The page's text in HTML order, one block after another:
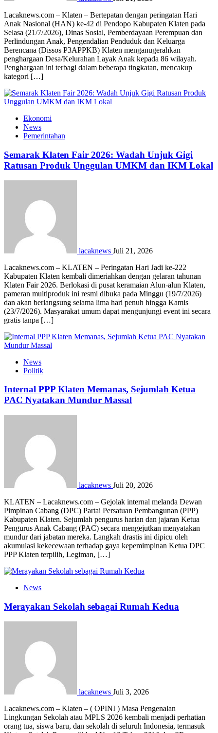
Lacaknews.com – Klaten – Bertepatan dengan peringatan Hari
Anak Nasional (HAN) ke-42 di Pendopo Kabupaten Klaten pada
Selasa (21/7/2026), Dinas Sosial, Pemberdayaan Perempuan dan
Perlindungan Anak, Pengendalian Penduduk dan Keluarga
Berencana (Dissos P3APPKB) Klaten menganugerahkan
penghargaan Desa/Kelurahan Layak Anak kepada 86 wilayah.
Penghargaan ini terbagi dalam beberapa tingkatan, mencakup
kategori […]
Ekonomi
News
Pemerintahan
Semarak Klaten Fair 2026: Wadah Unjuk Gigi
Ratusan Produk Unggulan UMKM dan IKM Lokal
lacaknews Juli 21, 2026
Lacaknews.com – KLATEN – Peringatan Hari Jadi ke-222
Kabupaten Klaten kembali dimeriahkan dengan gelaran tahunan
Klaten Fair 2026. Berlokasi di pusat keramaian Alun-alun Klaten,
pameran multiproduk ini resmi dibuka pada Minggu (19/7/2026)
dan akan berlangsung selama lima hari penuh hingga Kamis
(23/7/2026). Masyarakat umum dapat mengunjungi event ini secara
gratis tanpa […]
News
Politik
Internal PPP Klaten Memanas, Sejumlah Ketua
PAC Nyatakan Mundur Massal
lacaknews Juli 20, 2026
KLATEN – Lacaknews.com – Gejolak internal melanda Dewan
Pimpinan Cabang (DPC) Partai Persatuan Pembangunan (PPP)
Kabupaten Klaten. Sejumlah pengurus harian dan jajaran Ketua
Pengurus Anak Cabang (PAC) secara mengejutkan menyatakan
mundur dari jabatan mereka. Langkah drastis ini dipicu oleh
akumulasi kekecewaan terhadap gaya kepemimpinan Ketua DPC
PPP Klaten terpilih, Legiman, […]
News
Merayakan Sekolah sebagai Rumah Kedua
lacaknews Juli 3, 2026
Lacaknews.com – Klaten – ( OPINI ) Masa Pengenalan
Lingkungan Sekolah atau MPLS 2026 kembali menjadi perhatian
orang tua, siswa baru, dan sekolah di seluruh Indonesia, termasuk